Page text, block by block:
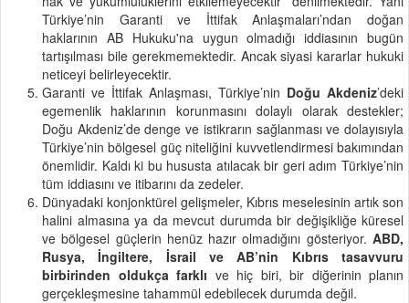
Türkiye’nin Garanti ve İttifak Anlaşmaları’ndan doğan
haklarının AB Hukuku'na uygun olmadığı iddiasının bugün
tartışılması bile gerekmemektedir. Ancak siyasi kararlar hukuki
neticeyi belirleyecektir.
Garanti ve İttifak Anlaşması, Türkiye’nin Doğu Akdeniz’deki
egemenlik haklarının korunmasını dolaylı olarak destekler;
Doğu Akdeniz’de denge ve istikrarın sağlanması ve dolayısıyla
Türkiye’nin bölgesel güç niteliğini kuvvetlendirmesi bakımından
önemlidir. Kaldı ki bu hususta atılacak bir geri adım Türkiye’nin
tüm iddiasını ve itibarını da zedeler.
Dünyadaki konjonktürel gelişmeler, Kıbrıs meselesinin artık son
halini almasına ya da mevcut durumda bir değişikliğe küresel
ve bölgesel güçlerin henüz hazır olmadığını gösteriyor. ABD,
Rusya, İngiltere, İsrail ve AB’nin Kıbrıs tasavvuru
birbirinden oldukça farklı ve hiç biri, bir diğerinin planın
gerçekleşmesine tahammül edebilecek durumda değil.